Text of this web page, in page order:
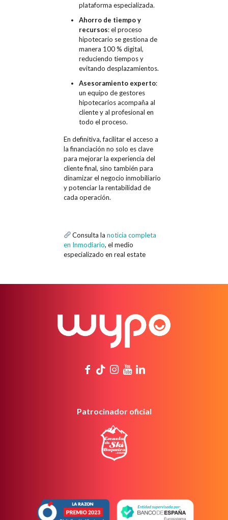
plataforma especializada.
Ahorro de tiempo y
recursos: el proceso
hipotecario se gestiona de
manera 100 % digital,
reduciendo tiempos y
evitando desplazamientos.
Asesoramiento experto:
un equipo de gestores
hipotecarios acompaña al
cliente y al profesional en
todo el proceso.
En definitiva, facilitar el acceso a
la financiación no solo es clave
para mejorar la experiencia del
cliente final, sino también para
dinamizar el negocio inmobiliario
y potenciar la rentabilidad de
cada operación.
Consulta lanoticia completa
en Inmodiario, el medio
especializado en real estate
Patrocinador oficial